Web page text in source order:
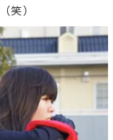
笑）